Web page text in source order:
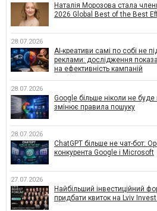
Наталія Морозова стала
2026 Global Best of the Best
28.07.2026
AI-креативи самі по собі не
реклами: дослідження
на ефективність кампаній
28.07.2026
Google більше ніколи не
змінює правила пошуку
28.07.2026
ChatGPT більше не чат-бот:
конкурента Google і Microsoft
27.07.2026
Найбільший інвестиційний
придбати квиток на Lviv